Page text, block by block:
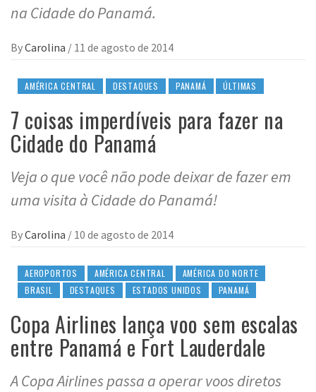
na Cidade do Panamá.
ByCarolina / 11 de agosto de 2014
AMÉRICA CENTRAL DESTAQUES PANAMÁ ÚLTIMAS
7 coisas imperdíveis para fazer na
Cidade do Panamá
Veja o que você não pode deixar de fazer em
uma visita à Cidade do Panamá!
ByCarolina / 10 de agosto de 2014
AEROPORTOS AMÉRICA CENTRAL
AMÉRICA DO NORTE
BRASIL
DESTAQUES ESTADOS UNIDOS PANAMÁ
Copa Airlines lança voo sem escalas
entre Panamá e Fort Lauderdale
A Copa Airlines passa a operar voos diretos